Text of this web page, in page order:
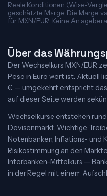
Reale Konditionen (Wise-
geschätzte Marge. Die Marge
für MXN/EUR. Keine
Über das
Der Wechselkurs MXN/EUR
Peso in Euro wert ist. Aktuell
€ — umgekehrt entspricht das
auf dieser Seite werden
Wechselkurse entstehen
Devisenmarkt. Wichtige
Notenbanken, Inflations- und
Risikostimmung an den
Interbanken-Mittelkurs —
in der Regel mit einem